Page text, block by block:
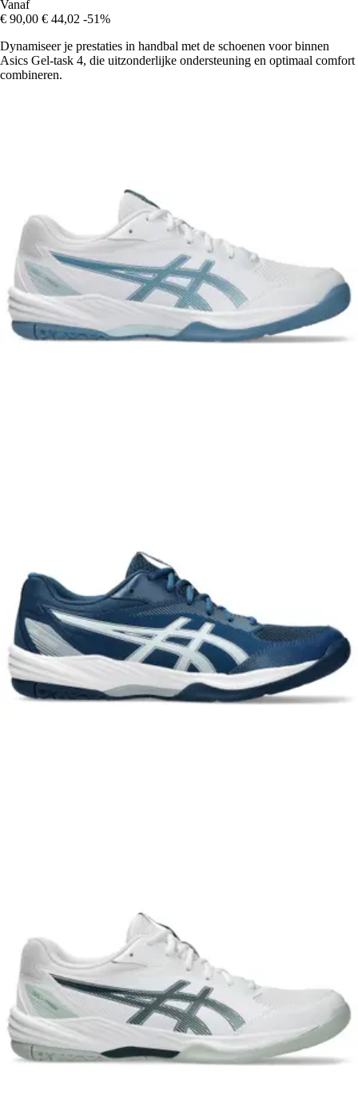
Vanaf
€ 90,00 € 44,02 -51%
Dynamiseer je prestaties in handbal met de schoenen voor binnen
Asics Gel-task 4, die uitzonderlijke ondersteuning en optimaal comfort
combineren.